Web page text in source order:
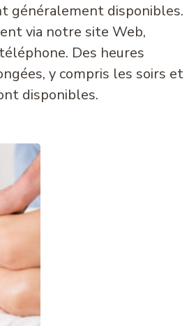
généralement disponibles.
via notre site Web,
Des heures
y compris les soirs et
disponibles.